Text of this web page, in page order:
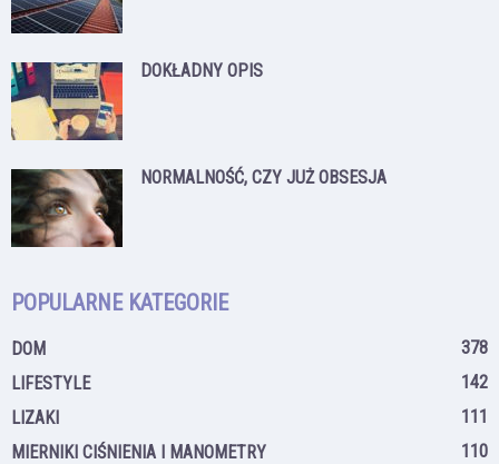
DOKŁADNY OPIS
NORMALNOŚĆ, CZY JUŻ OBSESJA
POPULARNE KATEGORIE
DOM
378
LIFESTYLE
142
LIZAKI
111
MIERNIKI CIŚNIENIA I MANOMETRY
110